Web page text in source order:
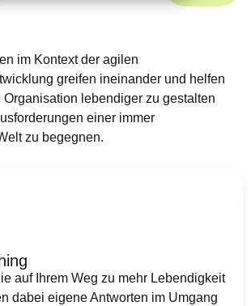
im Kontext der agilen
greifen ineinander und helfen
Organisation lebendiger zu gestalten
einer immer
zu begegnen.
auf Ihrem Weg zu mehr Lebendigkeit
dabei eigene Antworten im Umgang